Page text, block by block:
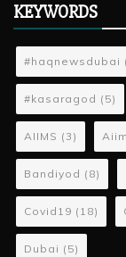
KEYWORDS
#haqnewsdubai
#kasaragod (5)
AIIMS (3)
Bandiyod (8)
Covid19 (18)
Dubai (5)